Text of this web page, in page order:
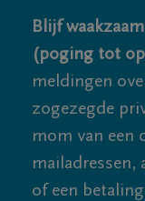
Blijf
(poging tot
meldingen
zogezegde
mom van een
mailadressen,
of een